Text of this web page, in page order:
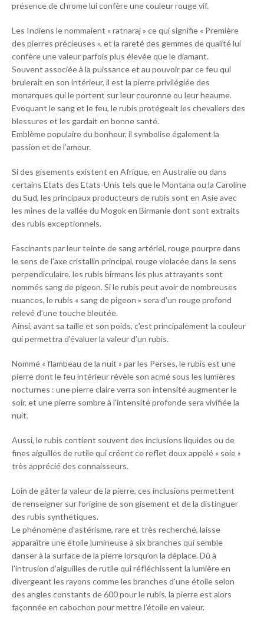
présence de chrome lui confère une couleur rouge vif.
Les Indiens le nommaient « ratnaraj » ce qui signifie « Première
des pierres précieuses », et la rareté des gemmes de qualité lui
confère une valeur parfois plus élevée que le diamant.
Souvent associée à la puissance et au pouvoir par ce feu qui
brulerait en son intérieur, il est la pierre privilégiée des
monarques qui le portent sur leur couronne ou leur heaume.
Evoquant le sang et le feu, le rubis protégeait les chevaliers des
blessures et les gardait en bonne santé.
Emblème populaire du bonheur, il symbolise également la
passion et de l’amour.
Si des gisements existent en Afrique, en Australie ou dans
certains Etats des Etats-Unis tels que le Montana ou la Caroline
du Sud, les principaux producteurs de rubis sont en Asie avec
les mines de la vallée du Mogok en Birmanie dont sont extraits
des rubis exceptionnels.
Fascinants par leur teinte de sang artériel, rouge pourpre dans
le sens de l’axe cristallin principal, rouge violacée dans le sens
perpendiculaire, les rubis birmans les plus attrayants sont
nommés sang de pigeon. Si le rubis peut avoir de nombreuses
nuances, le rubis « sang de pigeon » sera d’un rouge profond
relevé d’une touche bleutée.
Ainsi, avant sa taille et son poids, c’est principalement la couleur
qui permettra d’évaluer la valeur d’un rubis.
Nommé « flambeau de la nuit » par les Perses, le rubis est une
pierre dont le feu intérieur révèle son acmé sous les lumières
nocturnes : une pierre claire verra son intensité augmenter le
soir, et une pierre sombre à l’intensité profonde sera vivifiée la
nuit.
Aussi, le rubis contient souvent des inclusions liquides ou de
fines aiguilles de rutile qui créent ce reflet doux appelé « soie »
très apprécié des connaisseurs.
Loin de gâter la valeur de la pierre, ces inclusions permettent
de renseigner sur l’origine de son gisement et de la distinguer
des rubis synthétiques.
Le phénomène d’astérisme, rare et très recherché, laisse
apparaître une étoile lumineuse à six branches qui semble
danser à la surface de la pierre lorsqu’on la déplace. Dû à
l’intrusion d’aiguilles de rutile qui réfléchissent la lumière en
divergeant les rayons comme les branches d’une étoile selon
des angles constants de 600 pour le rubis, la pierre est alors
façonnée en cabochon pour mettre l’étoile en valeur.